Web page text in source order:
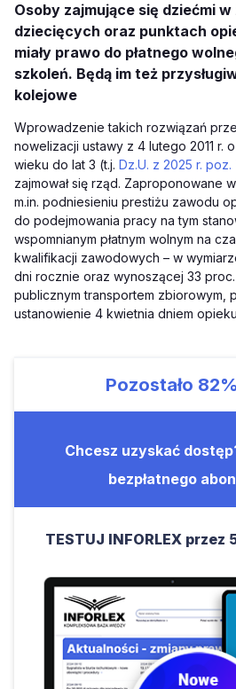
Osoby zajmujące się dziećmi w
dziecięcych oraz punktach
miały prawo do płatnego
szkoleń. Będą im też
kolejowe
Wprowadzenie takich rozwiązań
nowelizacji ustawy z 4 lutego 2011 r.
wieku do lat 3 (t.j. Dz.U. z 2025 r. poz.
zajmował się rząd. Zaproponowane
m.in. podniesieniu prestiżu zawodu
do podejmowania pracy na tym
wspomnianym płatnym wolnym na
kwalifikacji zawodowych – w
dni rocznie oraz wynoszącej 33
publicznym transportem zbiorowym,
ustanowienie 4 kwietnia dniem
Pozostało 82%
Chcesz uzyskać
bezpłatnego
TESTUJ INFORLEX przez